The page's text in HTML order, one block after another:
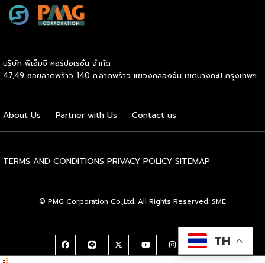
ไทยตั้งแต่ต้นน้ำยันปลายน้ำ กิจกรรมที่นำมาจัดแสดงในบูธ
ครั้งนี้เป็นส่วนหนึ่งของทุนที่ วช. สนับสนุนภายใต้ชุดโครงการ
ไปพัฒนาต่อจนสามารถขายได้จริงในเชิงพาณิชย์ ไม่ใช่แค่งาน
วิจัยที่อยู่ในห้องแล็บ โดยสินค้าที่นำมาโชว์ในบูธจึงเป็นผลิตภัณฑ์
แปรรูปเป็นเมนูอาหาร-เครื่องดื่มให้ผู้ร่วมงานเห็นวิธีใช้งานจริง
โดยนำ ‘น้ำผึ้ง’ ที่ไม่ได้นำมาวางขายแบบเดิม ๆ แต่แปรรูปเป็น
สร้างประสบการณ์ให้คนในงานได้ทดลองสัมผัสสินค้าจริง และหาก
บริษัท พีเอ็มจี คอร์ปอเรชั่น จำกัด
47,49 ซอยลาดพร้าว 140 ถ.ลาดพร้าว แขวงคลองจั่น เขตบางกะปิ กรุงเทพฯ
About Us Partner with Us Contact us
TERMS AND CONDITIONS PRIVACY POLICY SITEMAP
© PMG Corporation Co.,Ltd. All Rights Reserved. SME
TH